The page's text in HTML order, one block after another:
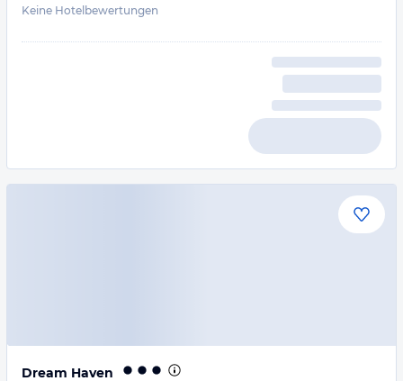
Keine Hotelbewertungen
Dream Haven